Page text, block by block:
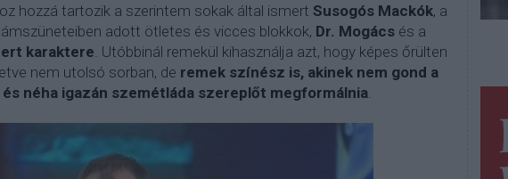
hozzá tartozik a szerintem sokak által ismert Susogós Mackók, a
adott ötletes és vicces blokkok, Dr. Mogácsés a
karaktere . Utóbbinál remekül kihasználja azt, hogy képes őrülten
nem utolsó sorban, de remek színész is, akinek nem gond a
néha igazán szemétláda szereplőt megformálnia.